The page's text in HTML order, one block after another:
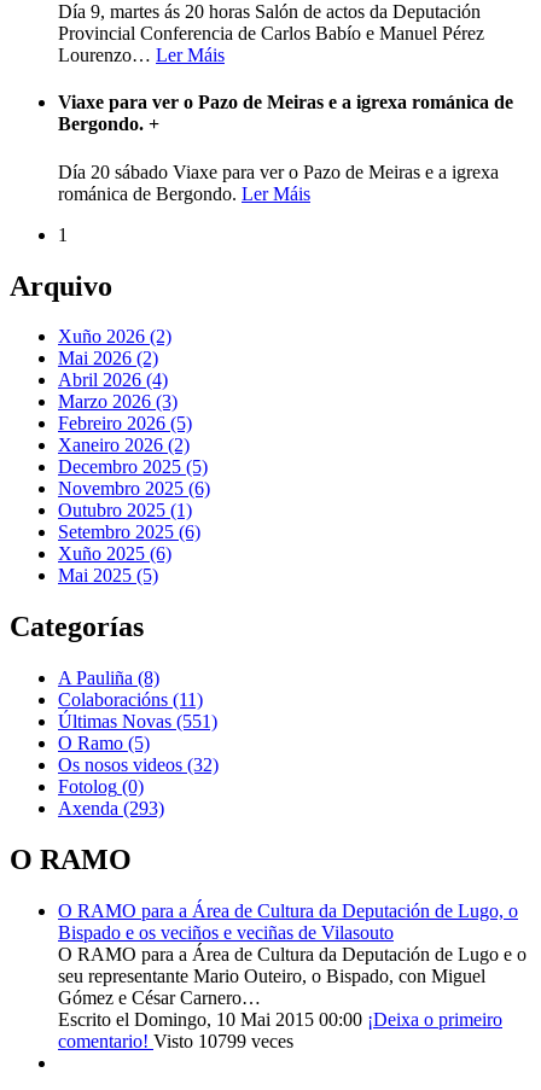
Día 9, martes ás 20 horas Salón de actos da Deputación
Provincial Conferencia de Carlos Babío e Manuel Pérez
Lourenzo… Ler Máis
Viaxe para ver o Pazo de Meiras e a igrexa románica de
Bergondo. +
Día 20 sábado Viaxe para ver o Pazo de Meiras e a igrexa
románica de Bergondo. Ler Máis
1
Arquivo
Xuño 2026 (2)
Mai 2026 (2)
Abril 2026 (4)
Marzo 2026 (3)
Febreiro 2026 (5)
Xaneiro 2026 (2)
Decembro 2025 (5)
Novembro 2025 (6)
Outubro 2025 (1)
Setembro 2025 (6)
Xuño 2025 (6)
Mai 2025 (5)
Categorías
A Pauliña (8)
Colaboracións (11)
Últimas Novas (551)
O Ramo (5)
Os nosos videos (32)
Fotolog (0)
Axenda (293)
O RAMO
O RAMO para a Área de Cultura da Deputación de Lugo, o
Bispado e os veciños e veciñas de Vilasouto
O RAMO para a Área de Cultura da Deputación de Lugo e o
seu representante Mario Outeiro, o Bispado, con Miguel
Gómez e César Carnero…
Escrito el Domingo, 10 Mai 2015 00:00 ¡Deixa o primeiro
comentario! Visto 10799 veces